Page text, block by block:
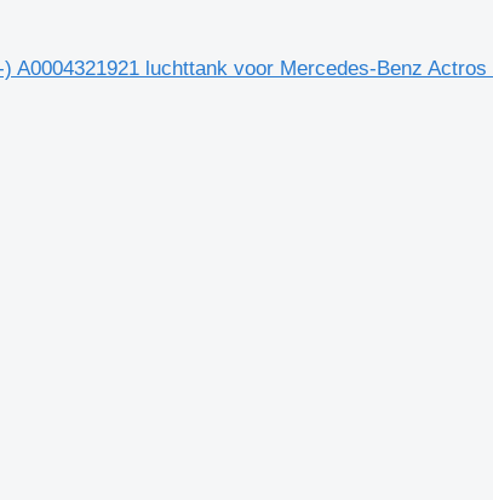
A0004321921 luchttank voor Mercedes-Benz